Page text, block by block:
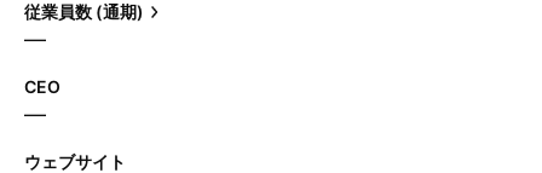
従業員数 (通期)
—
CEO
—
ウェブサイト